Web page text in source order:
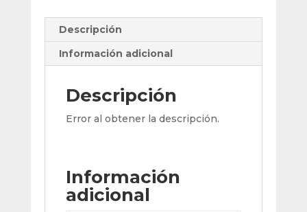
25
Regulable
cantidad
Descripción
Información adicional
Descripción
Error al obtener la descripción.
Información
adicional